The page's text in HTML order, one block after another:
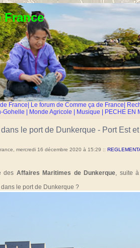
France
France| Le forum de Comme ça de France|
Gohelle | Monde Agricole | Musique | PECHE EN
le port de Dunkerque - Port Est
mercredi 16 décembre 2020 à 15:29 ::
des Affaires Maritimes de Dunkerque , suite
le port de Dunkerque ?